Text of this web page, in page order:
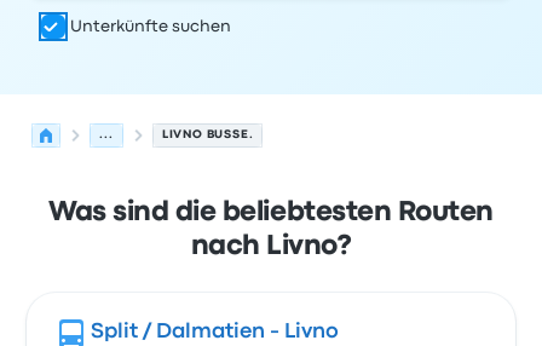
Unterkünfte suchen
... LIVNO BUSSE.
Was sind die beliebtesten Routen
nach Livno?
Split / Dalmatien - Livno